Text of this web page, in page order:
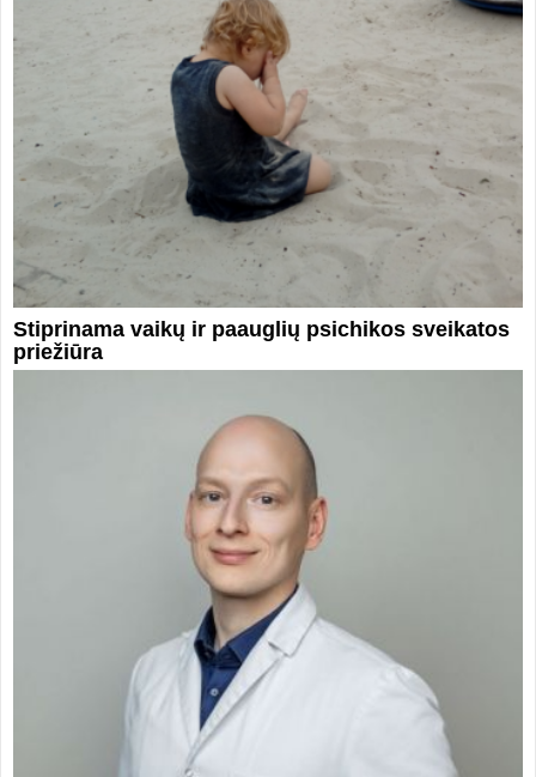
Stiprinama vaikų ir paauglių psichikos sveikatos
priežiūra